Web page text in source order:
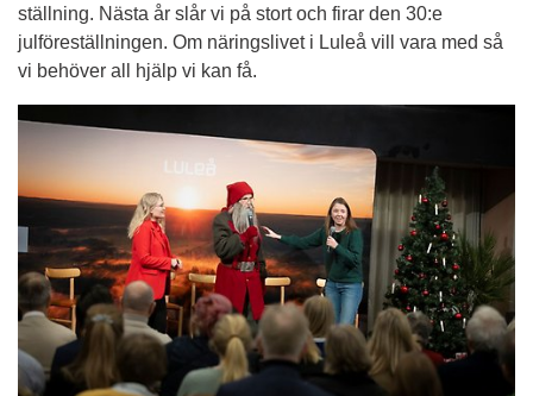
ställning. Nästa år slår vi på stort och firar den 30:e
julföreställningen. Om näringslivet i Luleå vill vara med så
vi behöver all hjälp vi kan få.